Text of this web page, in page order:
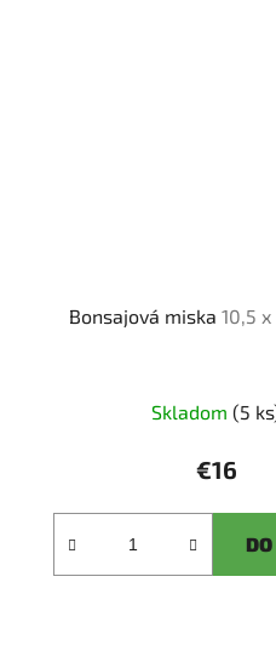
Bonsajová miska 10,5
Skladom (5
€16